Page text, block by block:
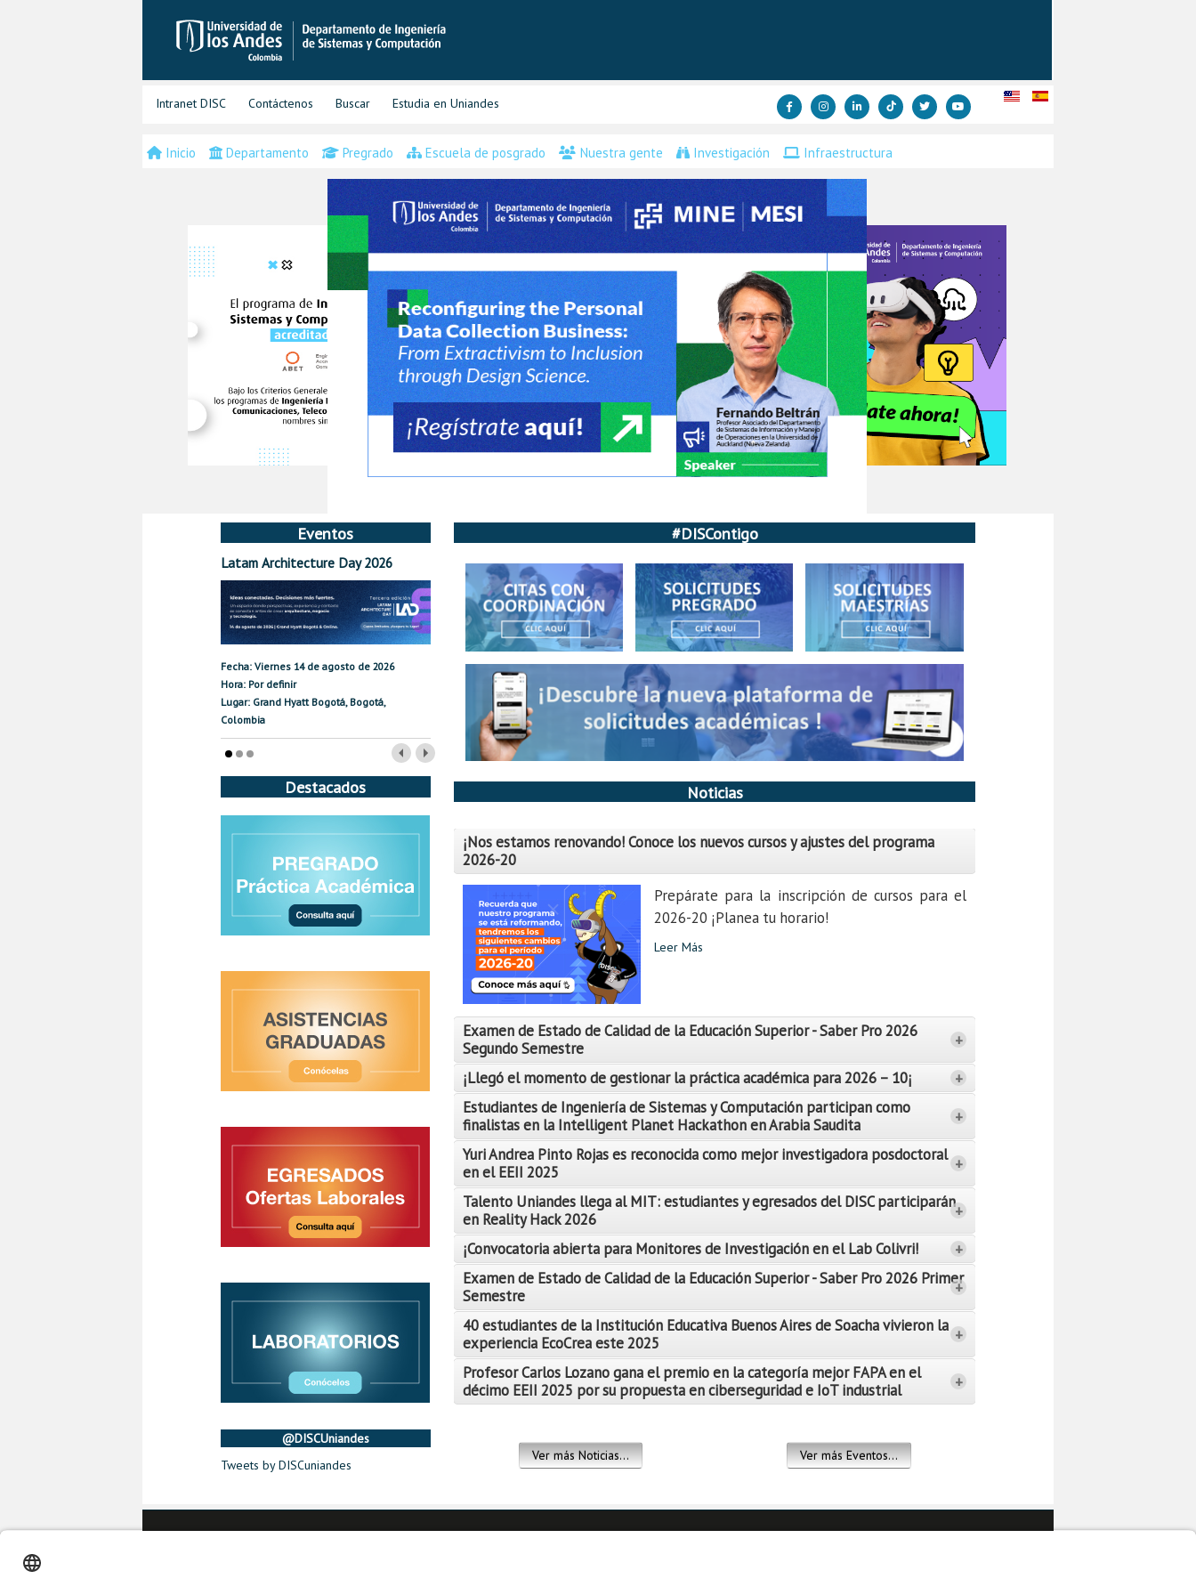
Intranet DISC Contáctenos Buscar Estudia en Uniandes
Inicio Departamento Pregrado Escuela de posgrado Nuestra gente Investigación Infraestructura
Eventos
Latam Architecture Day 2026
Fecha: Viernes 14 de agosto de 2026
Hora: Por definir
Lugar: Grand Hyatt Bogotá, Bogotá,
Colombia
Destacados
@DISCUniandes
Tweets by DISCuniandes
#DISContigo
Noticias
¡Nos estamos renovando! Conoce los nuevos cursos y ajustes del programa
2026-20
Prepárate para la inscripción de cursos para el
2026-20 ¡Planea tu horario!
Leer Más
Examen de Estado de Calidad de la Educación Superior - Saber Pro 2026
Segundo Semestre
+
Leer Más
¡Llegó el momento de gestionar la práctica académica para 2026 – 10¡ +
Leer Más
Estudiantes de Ingeniería de Sistemas y Computación participan como
finalistas en la Intelligent Planet Hackathon en Arabia Saudita
+
Leer Más
Yuri Andrea Pinto Rojas es reconocida como mejor investigadora posdoctoral
en el EEII 2025
+
Leer Más
Talento Uniandes llega al MIT: estudiantes y egresados del DISC participarán
en Reality Hack 2026
+
¡Convocatoria abierta para Monitores de Investigación en el Lab Colivri! +
Leer Más
Examen de Estado de Calidad de la Educación Superior - Saber Pro 2026 Primer
Semestre
+
40 estudiantes de la Institución Educativa Buenos Aires de Soacha vivieron la
experiencia EcoCrea este 2025
+
Profesor Carlos Lozano gana el premio en la categoría mejor FAPA en el
décimo EEII 2025 por su propuesta en ciberseguridad e IoT industrial
+
Ver más Noticias... Ver más Eventos...